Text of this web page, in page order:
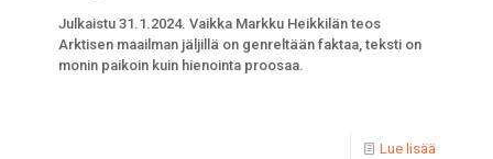
Julkaistu 31.1.2024. Vaikka Markku Heikkilän teos
Arktisen maailman jäljillä on genreltään faktaa, teksti on
monin paikoin kuin hienointa proosaa.
Lue lisää